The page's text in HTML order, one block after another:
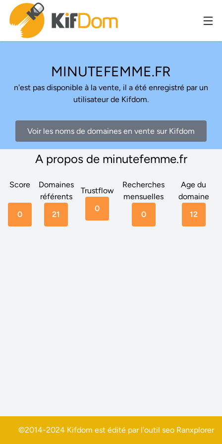
MINUTEFEMME.FR
n'est pas disponible à la vente, il a été enregistré par un
utilisateur de Kifdom.
Voir les noms de domaines en vente sur Kifdom
A propos de minutefemme.fr
Score
0
Domaines
référents
21
Trustflow
0
Recherches
mensuelles
0
Age du
domaine
12
©2014-2024 Kifdom est édité par l'outil seo Ranxplorer